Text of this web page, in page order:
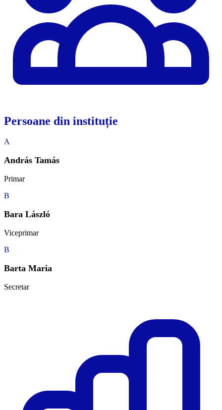
Persoane din instituție
A
András Tamás
Primar
B
Bara László
Viceprimar
B
Barta Maria
Secretar